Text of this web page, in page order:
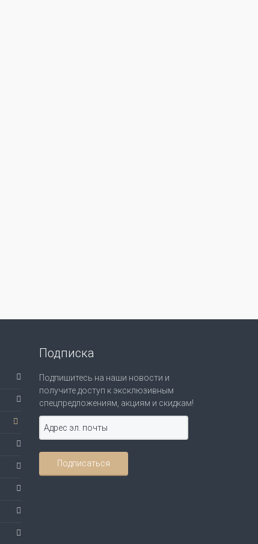
Подписка
Подпишитесь на наши новости и
получите доступ к эксклюзивным
спецпредложениям, акциям и скидкам!